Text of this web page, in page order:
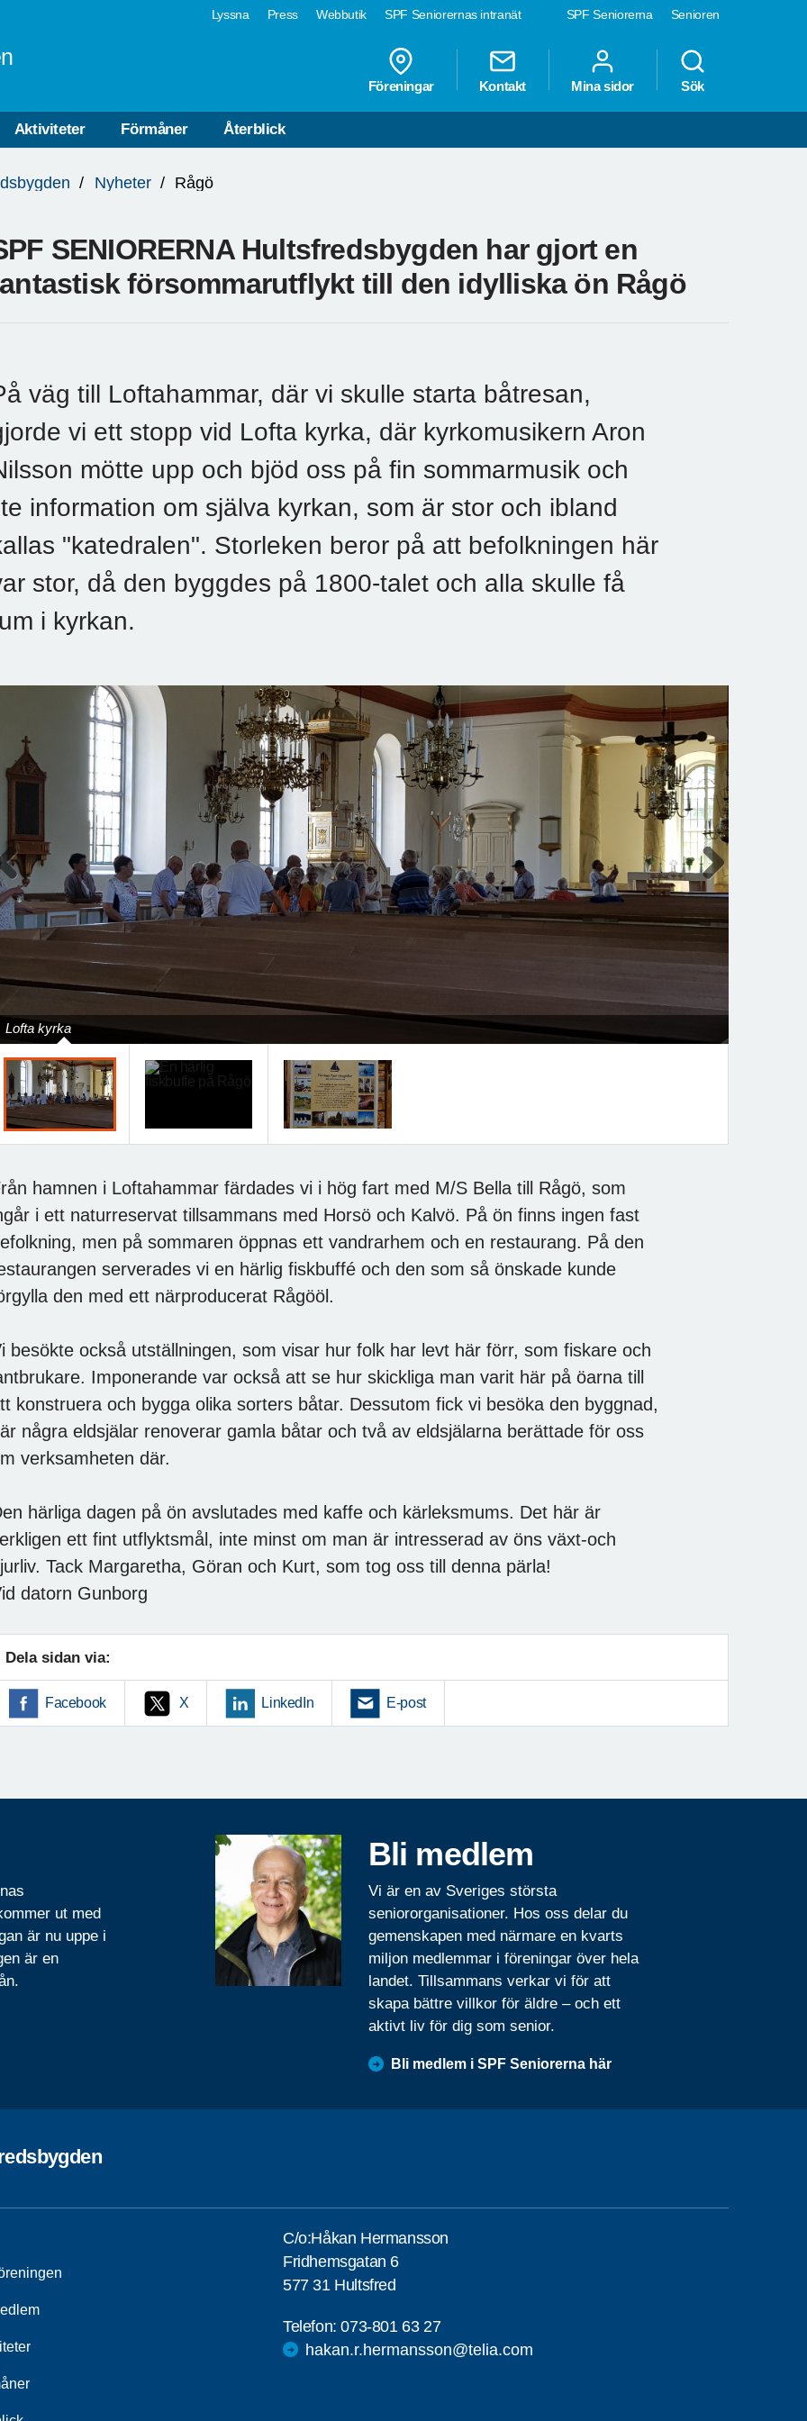
SPF Seniorerna Senioren
Lyssna Press Webbutik SPF Seniorernas intranät
Föreningar Kontakt Mina sidor Sök
Aktiviteter Förmåner Återblick
Nyheter Rågö
SENIORERNA Hultsfredsbygden har gjort en
försommarutflykt till den idylliska ön Rågö
väg till Loftahammar, där vi skulle starta båtresan,
vi ett stopp vid Lofta kyrka, där kyrkomusikern Aron
mötte upp och bjöd oss på fin sommarmusik och
information om själva kyrkan, som är stor och ibland
"katedralen". Storleken beror på att befolkningen här
stor, då den byggdes på 1800-talet och alla skulle få
i kyrkan.
Lofta kyrka
Next
hamnen i Loftahammar färdades vi i hög fart med M/S Bella till Rågö, som
i ett naturreservat tillsammans med Horsö och Kalvö. På ön finns ingen fast
men på sommaren öppnas ett vandrarhem och en restaurang. På den
serverades vi en härlig fiskbuffé och den som så önskade kunde
den med ett närproducerat Rågööl.
besökte också utställningen, som visar hur folk har levt här förr, som fiskare och
Imponerande var också att se hur skickliga man varit här på öarna till
konstruera och bygga olika sorters båtar. Dessutom fick vi besöka den byggnad,
några eldsjälar renoverar gamla båtar och två av eldsjälarna berättade för oss
verksamheten där.
härliga dagen på ön avslutades med kaffe och kärleksmums. Det här är
ett fint utflyktsmål, inte minst om man är intresserad av öns växt-och
Tack Margaretha, Göran och Kurt, som tog oss till denna pärla!
datorn Gunborg
Dela sidan via:
Facebook X LinkedIn E-post
ut med
är nu uppe i
är en
Bli medlem
Vi är en av Sveriges största
seniororganisationer. Hos oss delar du
gemenskapen med närmare en kvarts
miljon medlemmar i föreningar över hela
landet. Tillsammans verkar vi för att
skapa bättre villkor för äldre – och ett
aktivt liv för dig som senior.
Bli medlem i SPF Seniorerna här
C/o:Håkan Hermansson
Fridhemsgatan 6
577 31 Hultsfred
Telefon:073-801 63 27
hakan.r.hermansson@telia.com